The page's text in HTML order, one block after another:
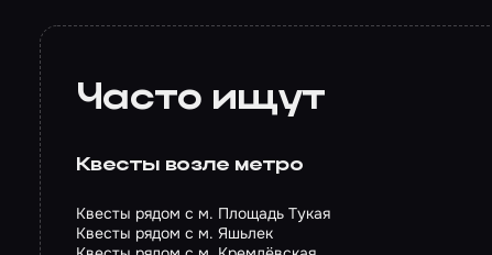
Часто ищут
Квесты возле метро
Квесты рядом с м. Площадь Тукая
Квесты рядом с м. Яшьлек